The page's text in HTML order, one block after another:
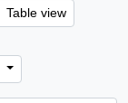
Table view